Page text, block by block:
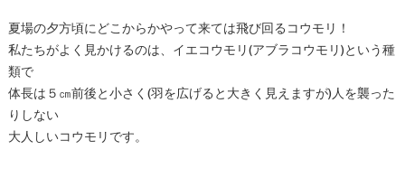
夏場の夕方頃にどこからかやって来ては飛び回るコウモリ！
私たちがよく見かけるのは、イエコウモリ(アブラコウモリ)という種
類で
体長は５㎝前後と小さく(羽を広げると大きく見えますが)人を襲った
りしない
大人しいコウモリです。